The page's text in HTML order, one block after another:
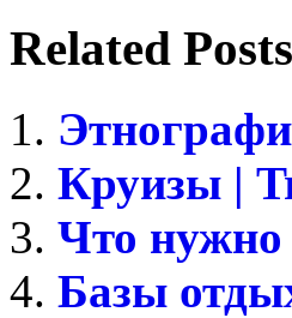
Related
Круизы |
Что нужно
Базы